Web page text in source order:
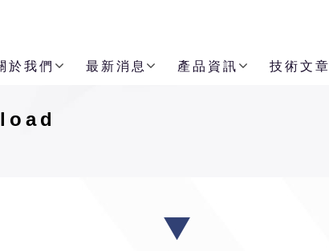
於我們 最新消息 產品資訊 技術文章